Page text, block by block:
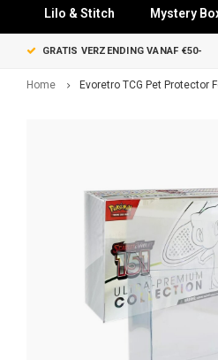
Lilo & Stitch Mystery
GRATIS VERZENDING VANAF €50-
Home Evoretro TCG Pet Protector